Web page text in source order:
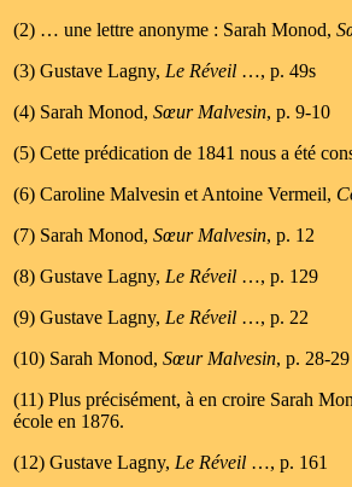
(2) … une lettre anonyme : Sarah Monod,
(3) Gustave Lagny, Le Réveil …, p. 49s
(4) Sarah Monod, Sœur Malvesin, p. 9-10
(5) Cette prédication de 1841 nous a été
(6) Caroline Malvesin et Antoine Vermeil,
(7) Sarah Monod, Sœur Malvesin, p. 12
(8) Gustave Lagny, Le Réveil …, p. 129
(9) Gustave Lagny, Le Réveil …, p. 22
(10) Sarah Monod, Sœur Malvesin, p. 28-29
(11) Plus précisément, à en croire Sarah
école en 1876.
(12) Gustave Lagny, Le Réveil …, p. 161